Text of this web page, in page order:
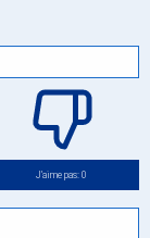
J’aime pas: 0